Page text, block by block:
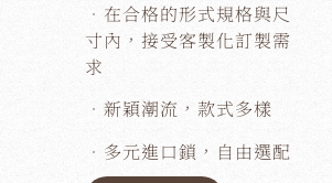
．在合格的形式規格與尺
寸內，接受客製化訂製需
求
．新穎潮流，款式多樣
．多元進口鎖，自由選配